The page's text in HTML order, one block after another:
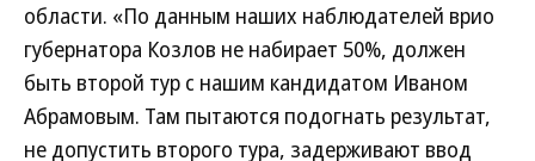
области. «По данным наших наблюдателей врио
губернатора Козлов не набирает 50%, должен
быть второй тур с нашим кандидатом Иваном
Абрамовым. Там пытаются подогнать результат,
не допустить второго тура, задерживают ввод